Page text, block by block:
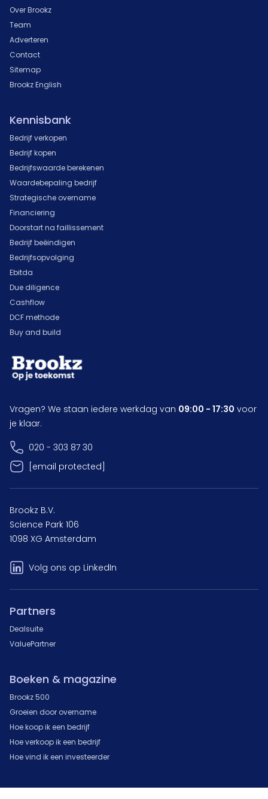
Over Brookz
Team
Adverteren
Contact
Sitemap
Brookz English
Kennisbank
Bedrijf verkopen
Bedrijf kopen
Bedrijfswaarde berekenen
Waardebepaling bedrijf
Strategische overname
Financiering
Doorstart na faillissement
Bedrijf beëindigen
Bedrijfsopvolging
Ebitda
Due diligence
Cashflow
DCF methode
Buy and build
Vragen? We staan iedere werkdag van 09:00 - 17:30 voor
je klaar.
020 - 303 87 30
[email protected]
Brookz B.V.
Science Park 106
1098 XG Amsterdam
Volg ons op LinkedIn
Partners
Dealsuite
ValuePartner
Boeken & magazine
Brookz 500
Groeien door overname
Hoe koop ik een bedrijf
Hoe verkoop ik een bedrijf
Hoe vind ik een investeerder